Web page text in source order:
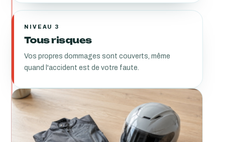
NIVEAU 3
Tous risques
Vos propres dommages sont couverts, même
quand l'accident est de votre faute.